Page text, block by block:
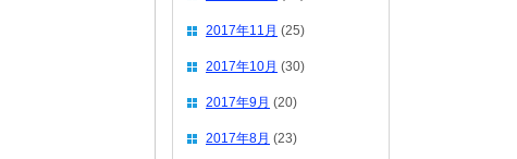
2017年11月 (25)
2017年10月 (30)
2017年9月 (20)
2017年8月 (23)